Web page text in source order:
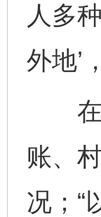
人多
外地’
在
账、
况；“